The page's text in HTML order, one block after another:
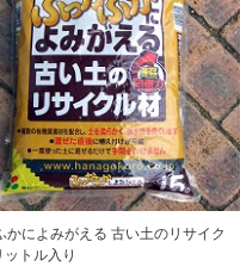
かによみがえる 古い土のリサイク
ットル入り